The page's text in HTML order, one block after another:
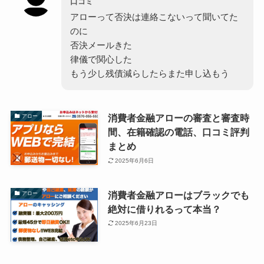
アローって否決は連絡こないって聞いてた
のに
否決メールきた
律儀で関心した
もう少し残債減らしたらまた申し込もう
アロー
消費者金融アローの審査と審査時
間、在籍確認の電話、口コミ評判
まとめ
2025年6月6日
アロー
消費者金融アローはブラックでも
絶対に借りれるって本当？
2025年6月23日